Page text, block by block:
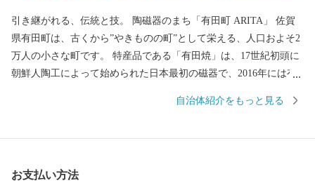
引き継がれる、伝統と技。 陶磁器のまち「有田町 ARITA」 佐賀
県有田町は、古くから”やきものの町”として栄える、人口およそ2
万人の小さな町です。 特産品である「有田焼」は、17世紀初頭に
朝鮮人陶工によって始められた日本最初の磁器で、2016年には有
「有田陶器市」は、100年以上の歴史があり7日間の期間中に国内
ら昭和にかけて建築された窯元、商家、洋館などが立ち並んでい
自治体紹介をもっと見る
お支払い方法